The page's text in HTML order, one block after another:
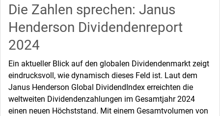
Die Zahlen sprechen: Janus
Henderson Dividendenreport
2024
Ein aktueller Blick auf den globalen Dividendenmarkt zeigt
eindrucksvoll, wie dynamisch dieses Feld ist. Laut dem
Janus Henderson Global DividendIndex erreichten die
weltweiten Dividendenzahlungen im Gesamtjahr 2024
einen neuen Höchststand. Mit einem Gesamtvolumen von